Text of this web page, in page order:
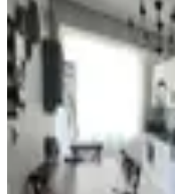
3+1 ·150
YENİ ROTA İNŞAAT
Ara